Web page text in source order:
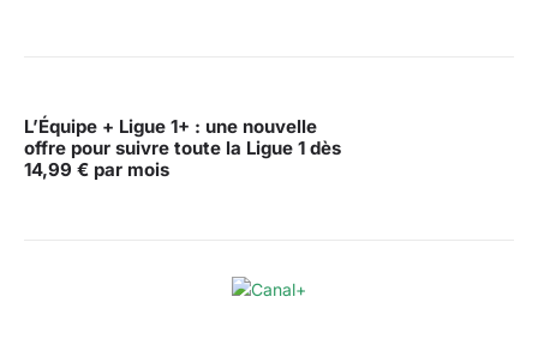
L’Équipe + Ligue 1+ : une nouvelle
offre pour suivre toute la Ligue 1 dès
14,99 € par mois